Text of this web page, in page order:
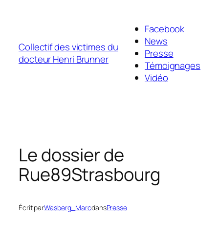
Collectif des victimes du
docteur Henri Brunner
Facebook
News
Presse
Témoignages
Vidéo
Le dossier de
Rue89Strasbourg
Écrit parWasberg_MarcdansPresse